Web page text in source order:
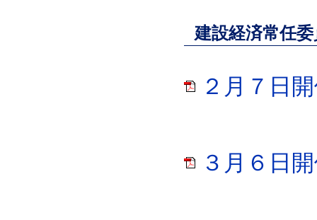
建設経済常任
２月７日
３月６日